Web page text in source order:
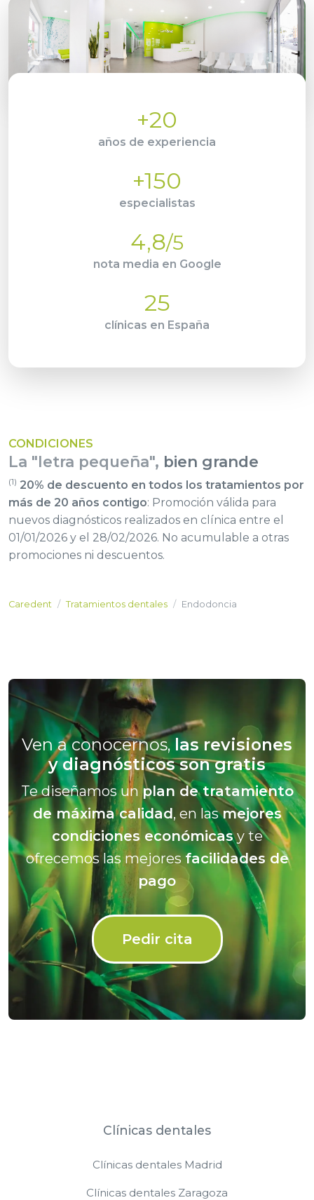
+20
años de experiencia
+150
especialistas
4,8/5
nota media en Google
25
clínicas en España
CONDICIONES
La "letra pequeña", bien grande
(1) 20% de descuento en todos los tratamientos por
más de 20 años contigo: Promoción válida para
nuevos diagnósticos realizados en clínica entre el
01/01/2026 y el 28/02/2026. No acumulable a otras
promociones ni descuentos.
Caredent Tratamientos dentales Endodoncia
Ven a conocernos, las revisiones
y diagnósticos son gratis
Te diseñamos un plan de tratamiento
de máxima calidad, en lasmejores
condiciones económicasy te
ofrecemos las mejoresfacilidades de
pago
Pedir cita
Clínicas dentales
Clínicas dentales Madrid
Clínicas dentales Zaragoza